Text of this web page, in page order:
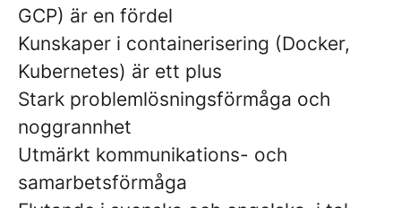
GCP) är en fördel
Kunskaper i containerisering (Docker,
Kubernetes) är ett plus
Stark problemlösningsförmåga och
noggrannhet
Utmärkt kommunikations- och
samarbetsförmåga